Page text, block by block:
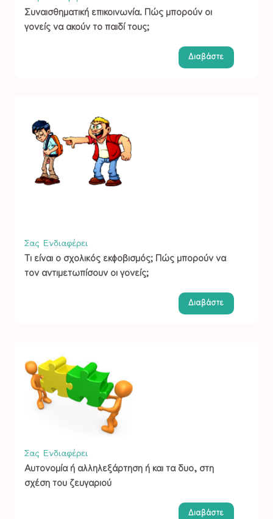
Συναισθηματική επικοινωνία. Πώς μπορούν οι
γονείς να ακούν το παιδί τους;
Διαβάστε
Σας Ενδιαφέρει
Τι είναι ο σχολικός εκφοβισμός; Πώς μπορούν να
τον αντιμετωπίσουν οι γονείς;
Διαβάστε
Σας Ενδιαφέρει
Αυτονομία ή αλληλεξάρτηση ή και τα δυο, στη
σχέση του ζευγαριού
Διαβάστε